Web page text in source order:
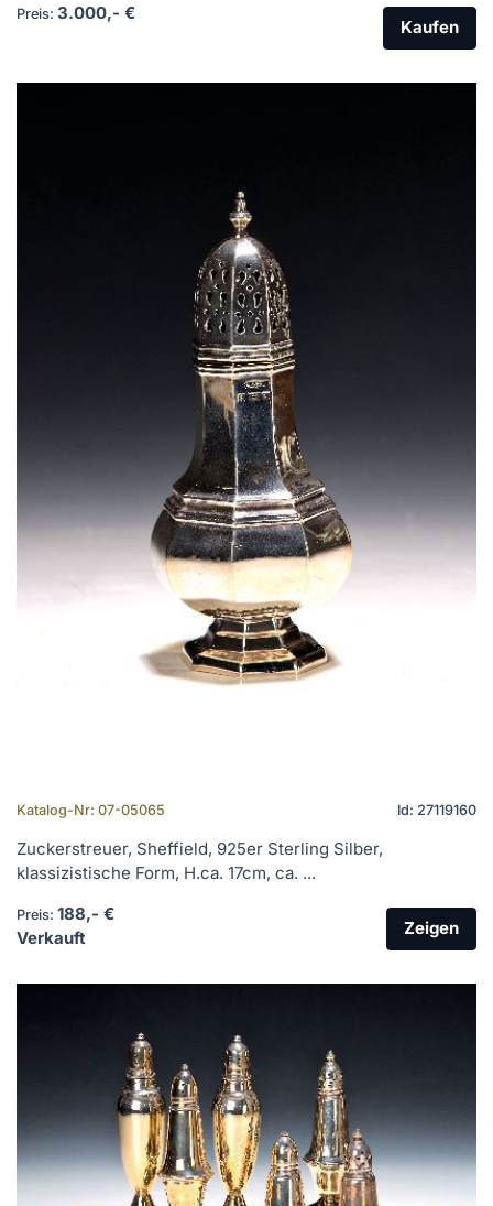
Preis: 3.000,- €
Kaufen
Katalog-Nr: 07-05065 Id: 27119160
Zuckerstreuer, Sheffield, 925er Sterling Silber,
klassizistische Form, H.ca. 17cm, ca. ...
Preis: 188,- €
Verkauft
Zeigen